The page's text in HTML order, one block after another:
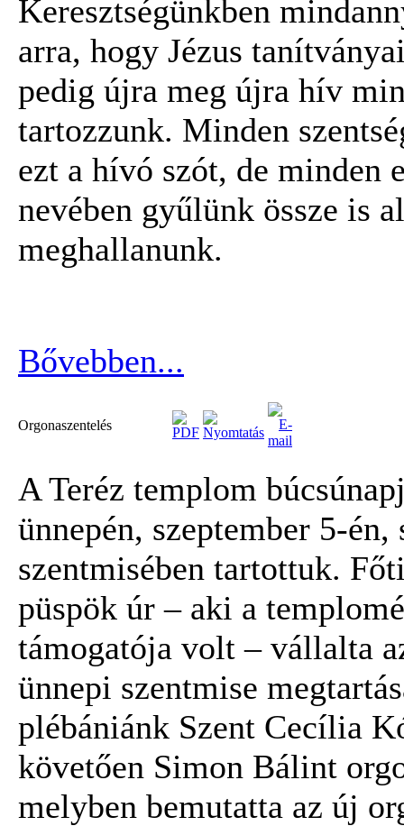
Keresztségünkben
arra, hogy Jézus
pedig újra meg újra hív
tartozzunk. Minden
ezt a hívó szót, de minden
nevében gyűlünk össze is
meghallanunk.
Bővebben...
Orgonaszentelés
A Teréz templom
ünnepén, szeptember 5-
szentmisében tartottuk.
püspök úr – aki a
támogatója volt – vállalta
ünnepi szentmise
plébániánk Szent Cecília
követően Simon Bálint
melyben bemutatta az új